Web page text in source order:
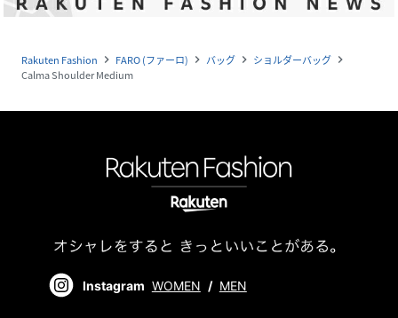
Rakuten Fashion navigate_next FARO (ファーロ) navigate_next バッグ navigate_next ショルダーバッグ navigate_next
Calma Shoulder Medium
Instagram WOMEN / MEN